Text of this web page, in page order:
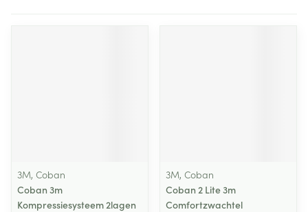
3M, Coban
Coban 3m
Kompressiesysteem 2lagen
3M, Coban
Coban 2 Lite 3m
Comfortzwachtel